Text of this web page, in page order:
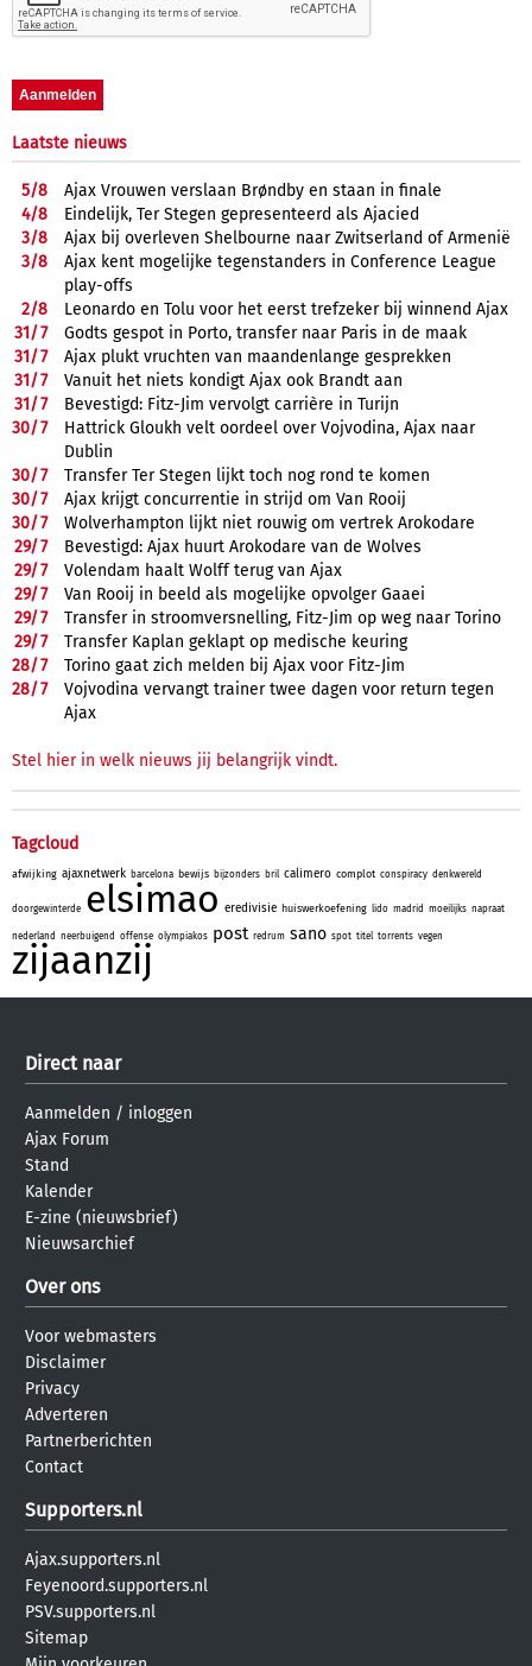
Laatste nieuws
5/8
Ajax Vrouwen verslaan Brøndby en staan in finale
4/8
Eindelijk, Ter Stegen gepresenteerd als Ajacied
3/8
Ajax bij overleven Shelbourne naar Zwitserland of Armenië
3/8
Ajax kent mogelijke tegenstanders in Conference League
play-offs
2/8
Leonardo en Tolu voor het eerst trefzeker bij winnend Ajax
31/7
Godts gespot in Porto, transfer naar Paris in de maak
31/7
Ajax plukt vruchten van maandenlange gesprekken
31/7
Vanuit het niets kondigt Ajax ook Brandt aan
31/7
Bevestigd: Fitz-Jim vervolgt carrière in Turijn
30/7
Hattrick Gloukh velt oordeel over Vojvodina, Ajax naar
Dublin
30/7
Transfer Ter Stegen lijkt toch nog rond te komen
30/7
Ajax krijgt concurrentie in strijd om Van Rooij
30/7
Wolverhampton lijkt niet rouwig om vertrek Arokodare
29/7
Bevestigd: Ajax huurt Arokodare van de Wolves
29/7
Volendam haalt Wolff terug van Ajax
29/7
Van Rooij in beeld als mogelijke opvolger Gaaei
29/7
Transfer in stroomversnelling, Fitz-Jim op weg naar Torino
29/7
Transfer Kaplan geklapt op medische keuring
28/7
Torino gaat zich melden bij Ajax voor Fitz-Jim
28/7
Vojvodina vervangt trainer twee dagen voor return tegen
Ajax
Stel hier in welk nieuws jij belangrijk vindt.
Tagcloud
afwijking ajaxnetwerk barcelona bewijs bijzonders bril calimero complot conspiracy denkwereld
doorgewinterde elsimao eredivisie huiswerkoefening lido madrid moeilijks napraat
nederland neerbuigend offense olympiakos post redrum sano spot titel torrents vegen
zijaanzij
Direct naar
Aanmelden / inloggen
Ajax Forum
Stand
Kalender
E-zine (nieuwsbrief)
Nieuwsarchief
Over ons
Voor webmasters
Disclaimer
Privacy
Adverteren
Partnerberichten
Contact
Supporters.nl
Ajax.supporters.nl
Feyenoord.supporters.nl
PSV.supporters.nl
Sitemap